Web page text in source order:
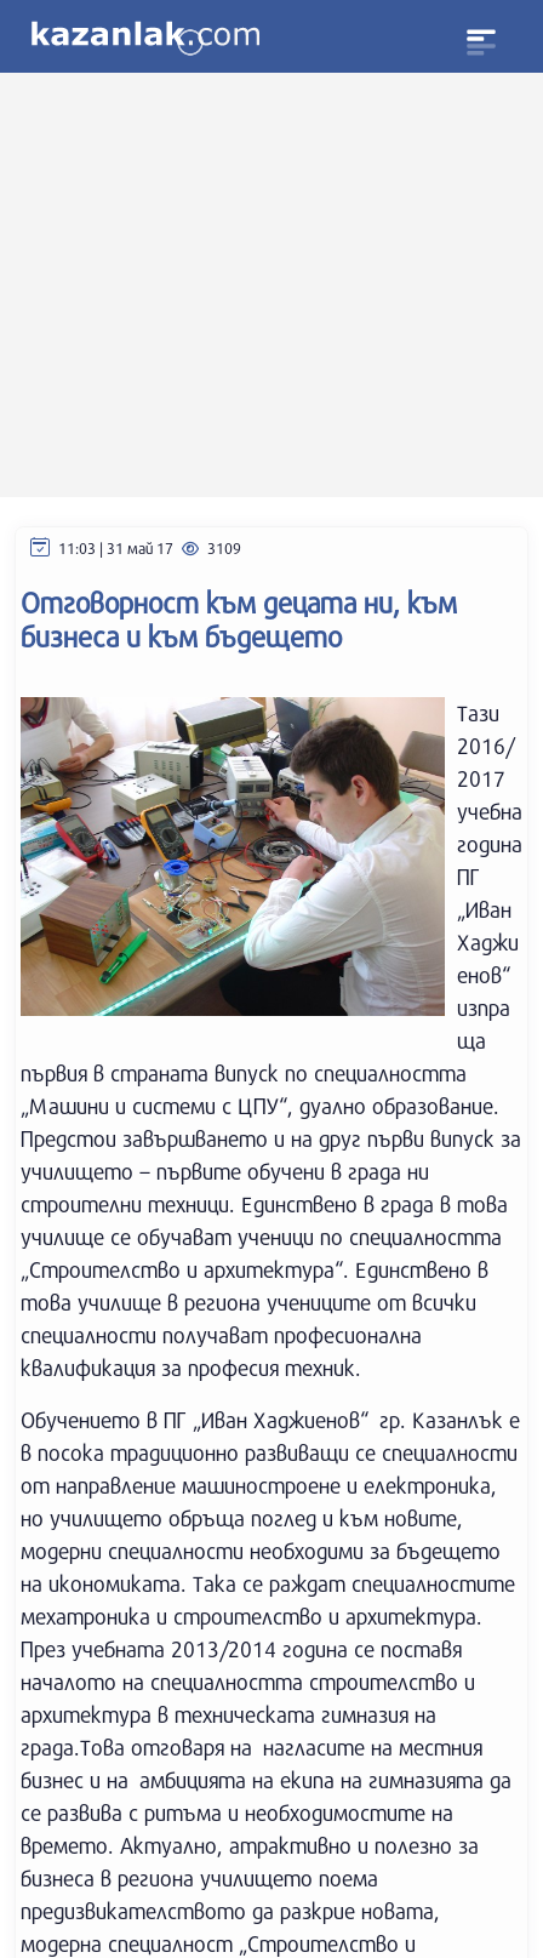
11:03 | 31 май 17 3109
Отговорност към децата ни, към
бизнеса и към бъдещето
Тази
2016/
2017
учебна
година
ПГ
„Иван
Хаджи
енов“
изпра
ща
първия в страната випуск по специалността
„Машини и системи с ЦПУ“, дуално образование.
Предстои завършването и на друг първи випуск за
училището – първите обучени в града ни
строителни техници. Единствено в града в това
училище се обучават ученици по специалността
„Строителство и архитектура“. Единствено в
това училище в региона учениците от всички
специалности получават професионална
квалификация за професия техник.
Обучението в ПГ „Иван Хаджиенов“ гр. Казанлък е
в посока традиционно развиващи се специалности
от направление машиностроене и електроника,
но училището обръща поглед и към новите,
модерни специалности необходими за бъдещето
на икономиката. Така се раждат специалностите
мехатроника и строителство и архитектура.
През учебната 2013/2014 година се поставя
началото на специалността строителство и
архитектура в техническата гимназия на
града.Това отговаря на нагласите на местния
бизнес и на амбицията на екипа на гимназията да
се развива с ритъма и необходимостите на
времето. Актуално, атрактивно и полезно за
бизнеса в региона училището поема
предизвикателството да разкрие новата,
модерна специалност „Строителство и